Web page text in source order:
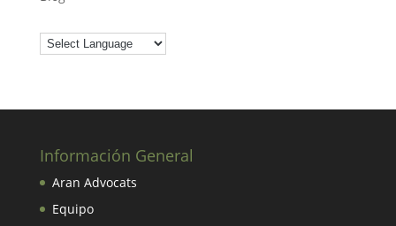
Información General
Aran Advocats
Equipo